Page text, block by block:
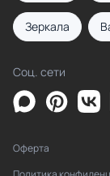
Зеркала
Соц. сети
Оферта